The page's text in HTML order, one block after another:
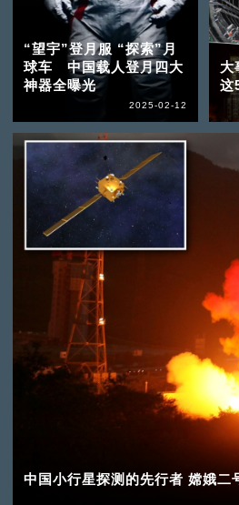
“望宇”登月服 “探索”月
球车 中国载人登月四大
神器全曝光
2025-02-12
中国小行星探测的先行者 嫦娥二
大
这